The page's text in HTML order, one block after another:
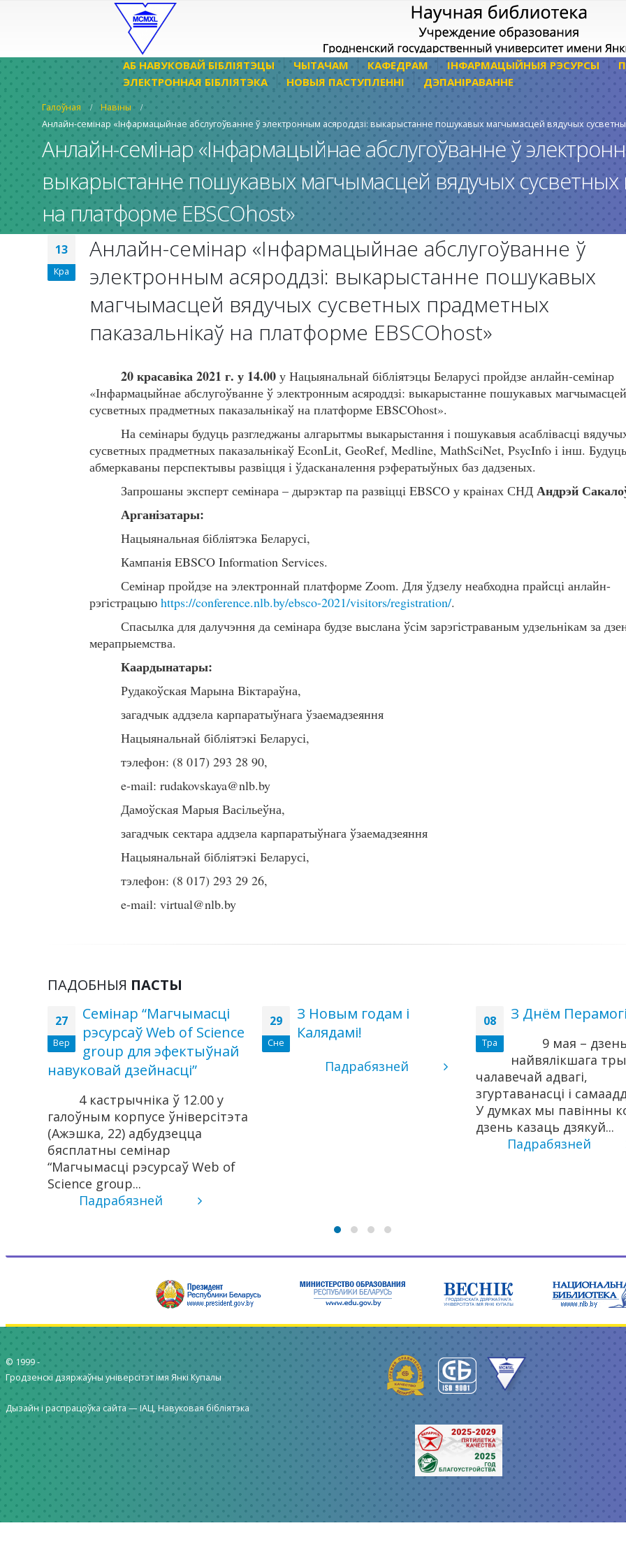
АБ НАВУКОВАЙ БІБЛІЯТЭЦЫ ЧЫТАЧАМ КАФЕДРАМ ІНФАРМАЦЫЙНЫЯ РЭСУРСЫ
ЭЛЕКТРОННАЯ БІБЛІЯТЭКА
НОВЫЯ ПАСТУПЛЕННІ ДЭПАНІРАВАННЕ
Галоўная
Навіны
Анлайн-семінар «Інфармацыйнае абслугоўванне ў электронным асяроддзі: выкарыстанне пошукавых магчымасцей вядучых
Анлайн-семінар «Інфармацыйнае абслугоўванне ў
выкарыстанне пошукавых магчымасцей вядучых сусветных
на платформе EBSCOhost»
13
Кра
Анлайн-семінар «Інфармацыйнае абслугоўванне ў
электронным асяроддзі: выкарыстанне пошукавых
магчымасцей вядучых сусветных прадметных
паказальнікаў на платформе EBSCOhost»
20 красавіка 2021 г. у 14.00у Нацыянальнай бібліятэцы Беларусі пройдзе анлайн-семінар
«Інфармацыйнае абслугоўванне ў электронным асяроддзі: выкарыстанне пошукавых
сусветных прадметных паказальнікаў на платформе EBSCOhost».
На семінары будуць разгледжаны алгарытмы выкарыстання і пошукавыя асаблівасці
сусветных прадметных паказальнікаў EconLit, GeoRef, Medline, MathSciNet, PsycInfo і інш. Будуць
абмеркаваны перспектывы развіцця і ўдасканалення рэфератыўных баз дадзеных.
Запрошаны эксперт семінара – дырэктар па развіцці EBSCO у краінах СНД Андрэй
Арганізатары:
Нацыянальная бібліятэка Беларусі,
Кампанія EBSCO Information Services.
Семінар пройдзе на электроннай платформе Zoom. Для ўдзелу неабходна прайсці анлайн-
рэгістрацыю https://conference.nlb.by/ebsco-2021/visitors/registration/.
Спасылка для далучэння да семінара будзе выслана ўсім зарэгістраваным удзельнікам за
мерапрыемства.
Каардынатары:
Рудакоўская Марына Віктараўна,
загадчык аддзела карпаратыўнага ўзаемадзеяння
Нацыянальнай бібліятэкі Беларусі,
тэлефон: (8 017) 293 28 90,
e-mail: rudakovskaya@nlb.by
Дамоўская Марыя Васільеўна,
загадчык сектара аддзела карпаратыўнага ўзаемадзеяння
Нацыянальнай бібліятэкі Беларусі,
тэлефон: (8 017) 293 29 26,
e-mail: virtual@nlb.by
ПАДОБНЫЯ ПАСТЫ
27
Вер
Семінар “Магчымасці
рэсурсаў Web of Science
group для эфектыўнай
навуковай дзейнасці”
4 кастрычніка ў 12.00 у
галоўным корпусе ўніверсітэта
(Ажэшка, 22) адбудзецца
бясплатны семінар
“Магчымасці рэсурсаў Web of
Science group...
Падрабязней
29
Сне
З Новым годам i
Калядамi!
Падрабязней
08
Тра
З Днём
9 мая – дзень
найвялікшага
чалавечай адвагі,
згуртаванасці і
У думках мы павінны
дзень казаць дзякуй...
Падрабязней
© 1999 -
Гродзенскі дзяржаўны універсітэт імя Янкі Купалы
Дызайн і распрацоўка сайта — ІАЦ, Навуковая бібліятэка